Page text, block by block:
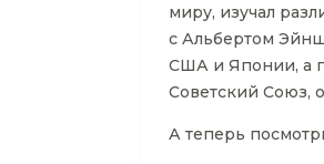
миру, изучал
с Альбертом
США и Японии, а
Советский Союз,
А теперь